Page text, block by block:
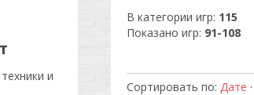
и
В категории игр: 115
Показано игр: 91-108
Сортировать по: Дате ·